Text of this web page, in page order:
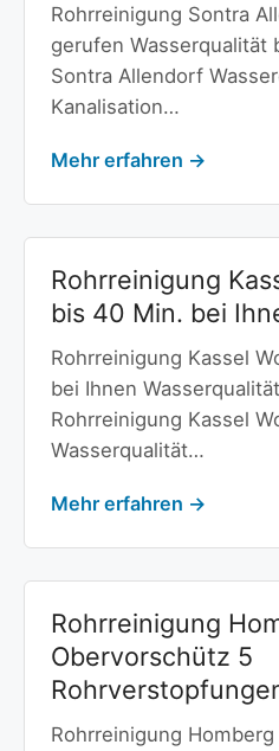
Rohrreinigung Sontra
gerufen Wasserqualität
Sontra Allendorf
Kanalisation…
Mehr erfahren →
Rohrreinigung
bis 40 Min. bei
Rohrreinigung Kassel
bei Ihnen
Rohrreinigung Kassel
Wasserqualität…
Mehr erfahren →
Rohrreinigung
Obervorschütz 5
Rohrreinigung